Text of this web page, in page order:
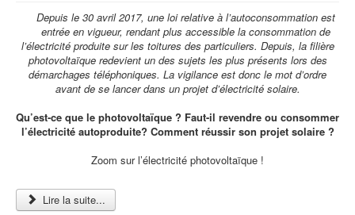
Depuis le 30 avril 2017, une loi relative à l’autoconsommation est
entrée en vigueur, rendant plus accessible la consommation de
l’électricité produite sur les toitures des particuliers. Depuis, la filière
photovoltaïque redevient un des sujets les plus présents lors des
démarchages téléphoniques. La vigilance est donc le mot d’ordre
avant de se lancer dans un projet d’électricité solaire.
Qu’est-ce que le photovoltaïque ? Faut-il revendre ou consommer
l’électricité autoproduite? Comment réussir son projet solaire ?
Zoom sur l’électricité photovoltaïque !
Lire la suite...